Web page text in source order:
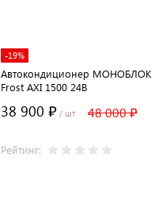
-19%
Автокондиционер МОНОБЛОК
Frost AXI 1500 24В
38 900 ₽ / шт 48 000 ₽
Рейтинг: